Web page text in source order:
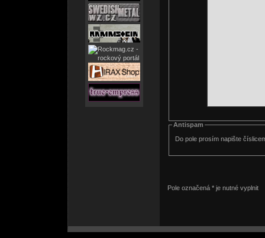
Antispam
Do pole prosím napište
Pole označená * je nutné vyplnit